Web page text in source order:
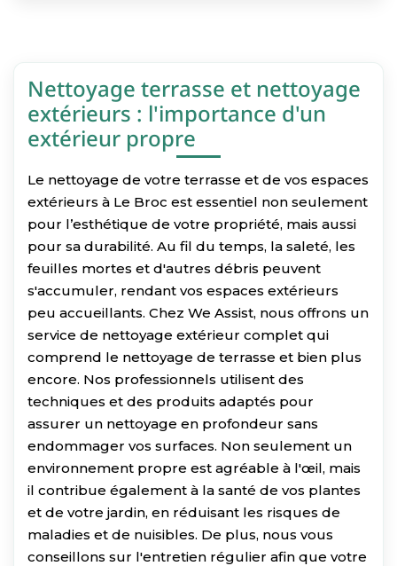
Nettoyage terrasse et nettoyage
extérieurs : l'importance d'un
extérieur propre
Le nettoyage de votre terrasse et de vos espaces
extérieurs à Le Broc est essentiel non seulement
pour l’esthétique de votre propriété, mais aussi
pour sa durabilité. Au fil du temps, la saleté, les
feuilles mortes et d'autres débris peuvent
s'accumuler, rendant vos espaces extérieurs
peu accueillants. Chez We Assist, nous offrons un
service de nettoyage extérieur complet qui
comprend le nettoyage de terrasse et bien plus
encore. Nos professionnels utilisent des
techniques et des produits adaptés pour
assurer un nettoyage en profondeur sans
endommager vos surfaces. Non seulement un
environnement propre est agréable à l'œil, mais
il contribue également à la santé de vos plantes
et de votre jardin, en réduisant les risques de
maladies et de nuisibles. De plus, nous vous
conseillons sur l'entretien régulier afin que votre